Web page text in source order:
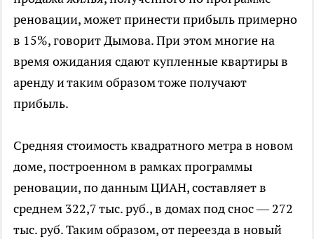
реновации, может принести прибыль примерно
в 15%, говорит Дымова. При этом многие на
время ожидания сдают купленные квартиры в
аренду и таким образом тоже получают
прибыль.
Средняя стоимость квадратного метра в новом
доме, построенном в рамках программы
реновации, по данным ЦИАН, составляет в
среднем 322,7 тыс. руб., в домах под снос — 272
тыс. руб. Таким образом, от переезда в новый